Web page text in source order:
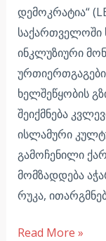
დემოკრატია“
საქართველოში
ინკლუზიური
ხელშეწყობის
შეიქმნება
ისლამური
გამოჩენილი
მომზადდება
რუკა,
Read More »